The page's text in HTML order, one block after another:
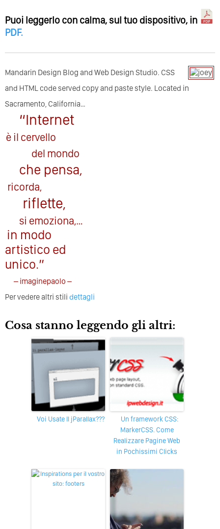
Puoi leggerlo con calma, sul tuo dispositivo, in
PDF.
Mandarin Design Blog and Web Design Studio. CSS
and HTML code served copy and paste style. Located in
Sacramento, California…
“Internet
è il cervello
del mondo
che pensa,
ricorda,
riflette,
si emoziona,…
in modo
artistico ed
unico.”
– imaginepaolo –
Per vedere altri stili dettagli
Cosa stanno leggendo gli altri:
Voi Usate Il jParallax???
Un framework CSS:
MarkerCSS. Come
Realizzare Pagine Web
in Pochissimi Clicks